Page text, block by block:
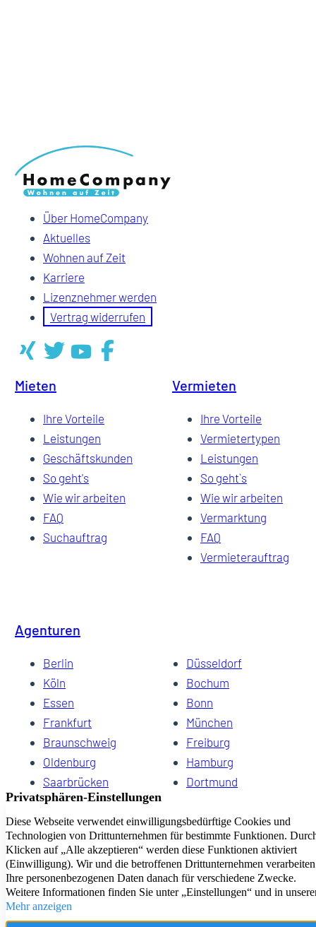
Über HomeCompany
Aktuelles
Wohnen auf Zeit
Karriere
Lizenznehmer werden
Vertrag widerrufen
Mieten
Ihre Vorteile
Leistungen
Geschäftskunden
So geht's
Wie wir arbeiten
FAQ
Suchauftrag
Vermieten
Ihre Vorteile
Vermietertypen
Leistungen
So geht`s
Wie wir arbeiten
Vermarktung
FAQ
Vermieterauftrag
Agenturen
Berlin
Düsseldorf
Köln
Bochum
Essen
Bonn
Frankfurt
München
Braunschweig
Freiburg
Oldenburg
Hamburg
Saarbrücken
Dortmund
Hannover
Dresden
Kiel
Wuppertal
Bremen